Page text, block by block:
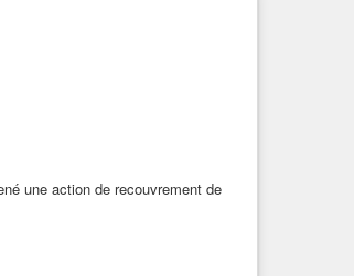
une action de recouvrement de